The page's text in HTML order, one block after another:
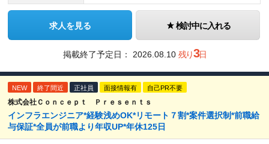
求人を見る 検討中に入れる
掲載終了予定日： 2026.08.10 残り3日
NEW 終了間近 正社員 面接情報有 自己PR不要
株式会社Ｃｏｎｃｅｐｔ Ｐｒｅｓｅｎｔｓ
インフラエンジニア*経験浅めOK*リモート７割*案件選択制*前職給
与保証*全員が前職より年収UP*年休125日